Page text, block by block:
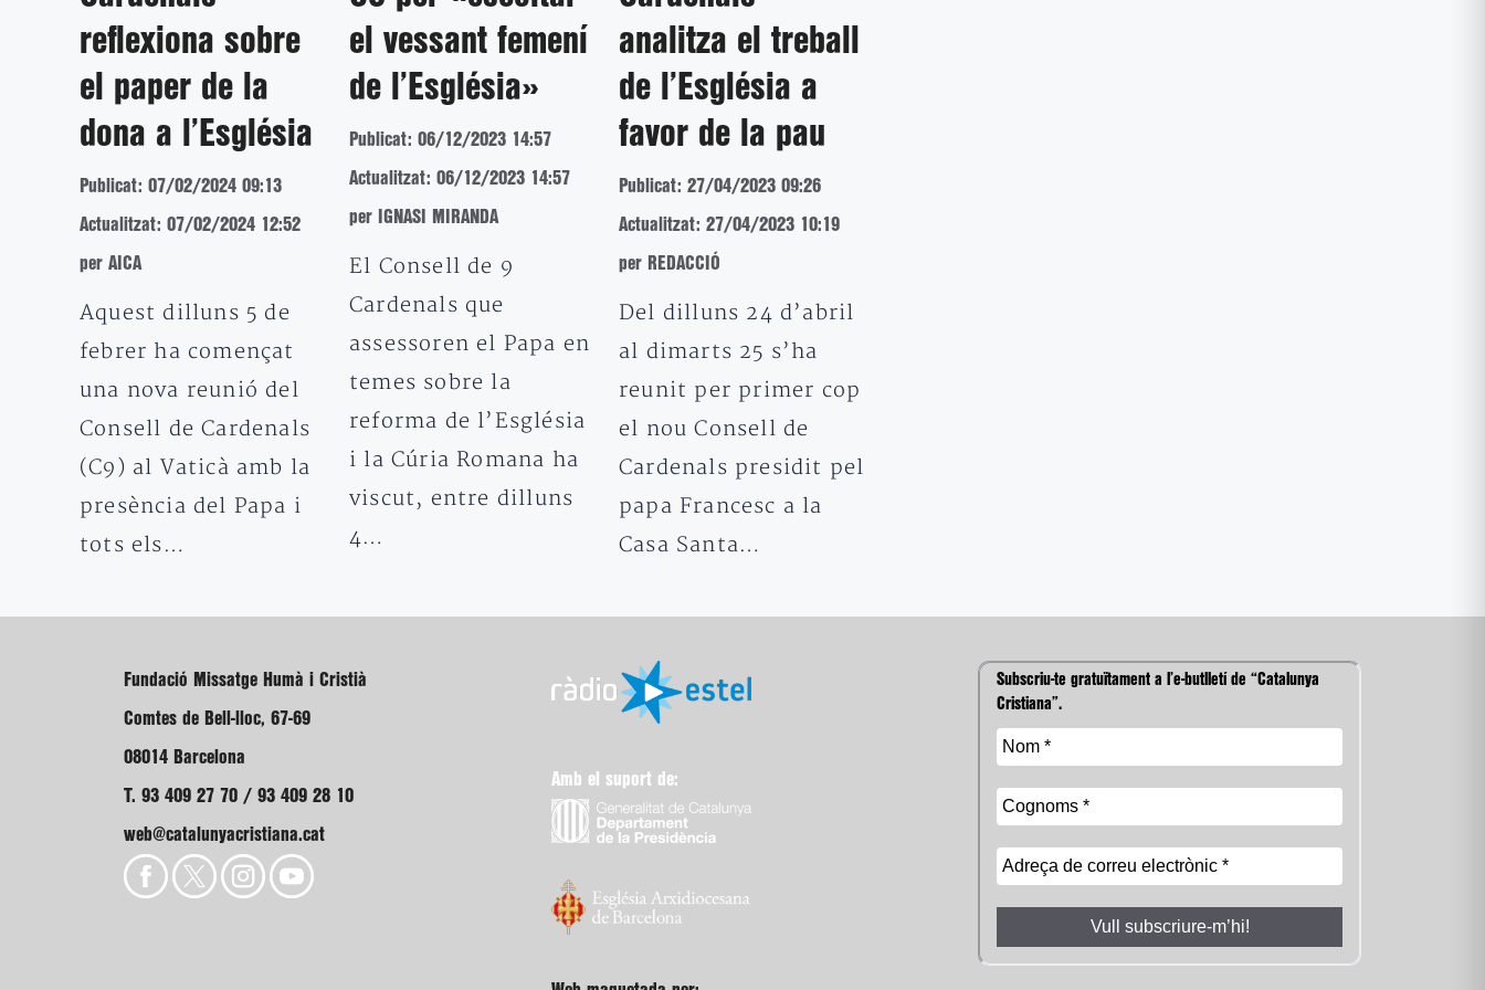
reflexiona sobre
el paper de la
dona a l’Església
Publicat: 07/02/2024 09:13
Actualitzat: 07/02/2024 12:52
per AICA
Aquest dilluns 5 de
febrer ha començat
una nova reunió del
Consell de Cardenals
(C9) al Vaticà amb la
presència del Papa i
tots els…
el vessant femení
de l’Església»
Publicat: 06/12/2023 14:57
Actualitzat: 06/12/2023 14:57
per IGNASI MIRANDA
El Consell de 9
Cardenals que
assessoren el Papa en
temes sobre la
reforma de l’Església
i la Cúria Romana ha
viscut, entre dilluns
4…
analitza el treball
de l’Església a
favor de la pau
Publicat: 27/04/2023 09:26
Actualitzat: 27/04/2023 10:19
per REDACCIÓ
Del dilluns 24 d’abril
al dimarts 25 s’ha
reunit per primer cop
el nou Consell de
Cardenals presidit pel
papa Francesc a la
Casa Santa…
Fundació Missatge Humà i Cristià
Comtes de Bell-lloc, 67-69
08014 Barcelona
T. 93 409 27 70 / 93 409 28 10
web@catalunyacristiana.cat
Amb el suport de:
Subscriu-te gratuïtament a l’e-butlletí de “Catalunya
Cristiana”.